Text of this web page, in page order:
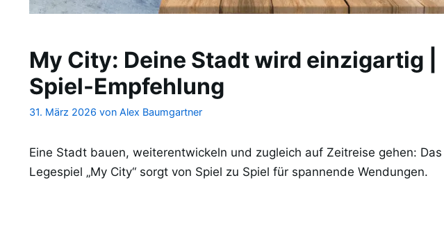
My City: Deine Stadt wird einzigartig |
Spiel-Empfehlung
31. März 2026 von Alex Baumgartner
Eine Stadt bauen, weiterentwickeln und zugleich auf Zeitreise gehen: Das
Legespiel „My City“ sorgt von Spiel zu Spiel für spannende Wendungen.